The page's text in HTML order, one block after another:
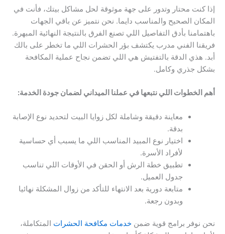
إذا كنت محتار وتدور على جهة موثوقة لحل مشاكل بيتك، فأنت في
المكان الصحيح والمناسب دايما. نحن نتميز عن باقي الجهات
باهتمامنا بأدق التفاصيل اللي تصنع الفرق بالنتيجة النهائية المبهرة.
فريقنا الفني مدرب يكتشف بؤر الحشرات اللي ما تخطر على بالك
أبد. هذي الدقة بالتفتيش هي اللي تضمن نجاح عملية المكافحة
بشكل جذري وكامل.
أهم الخطوات اللي نتبعها في عملنا الميداني لضمان جودة الخدمة:
معاينة دقيقة وشاملة لكل زوايا البيت لتحديد نوع الإصابة
بدقة.
اختيار نوع المبيد المناسب اللي ما يسبب أي حساسية
لأفراد الأسرة.
تطبيق خطة الرش أو الحقن في الأوقات اللي تناسب
جدول العميل.
متابعة دورية بعد الانتهاء للتأكد من زوال المشكلة نهائيا
وبدون رجعة.
نحن نوفر برامج قوية ضمن خدمات مكافحة الحشرات المتكاملة،